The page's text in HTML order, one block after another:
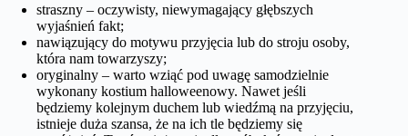
straszny – oczywisty, niewymagający głębszych
wyjaśnień fakt;
nawiązujący do motywu przyjęcia lub do stroju osoby,
która nam towarzyszy;
oryginalny – warto wziąć pod uwagę samodzielnie
wykonany kostium halloweenowy. Nawet jeśli
będziemy kolejnym duchem lub wiedźmą na przyjęciu,
istnieje duża szansa, że na ich tle będziemy się